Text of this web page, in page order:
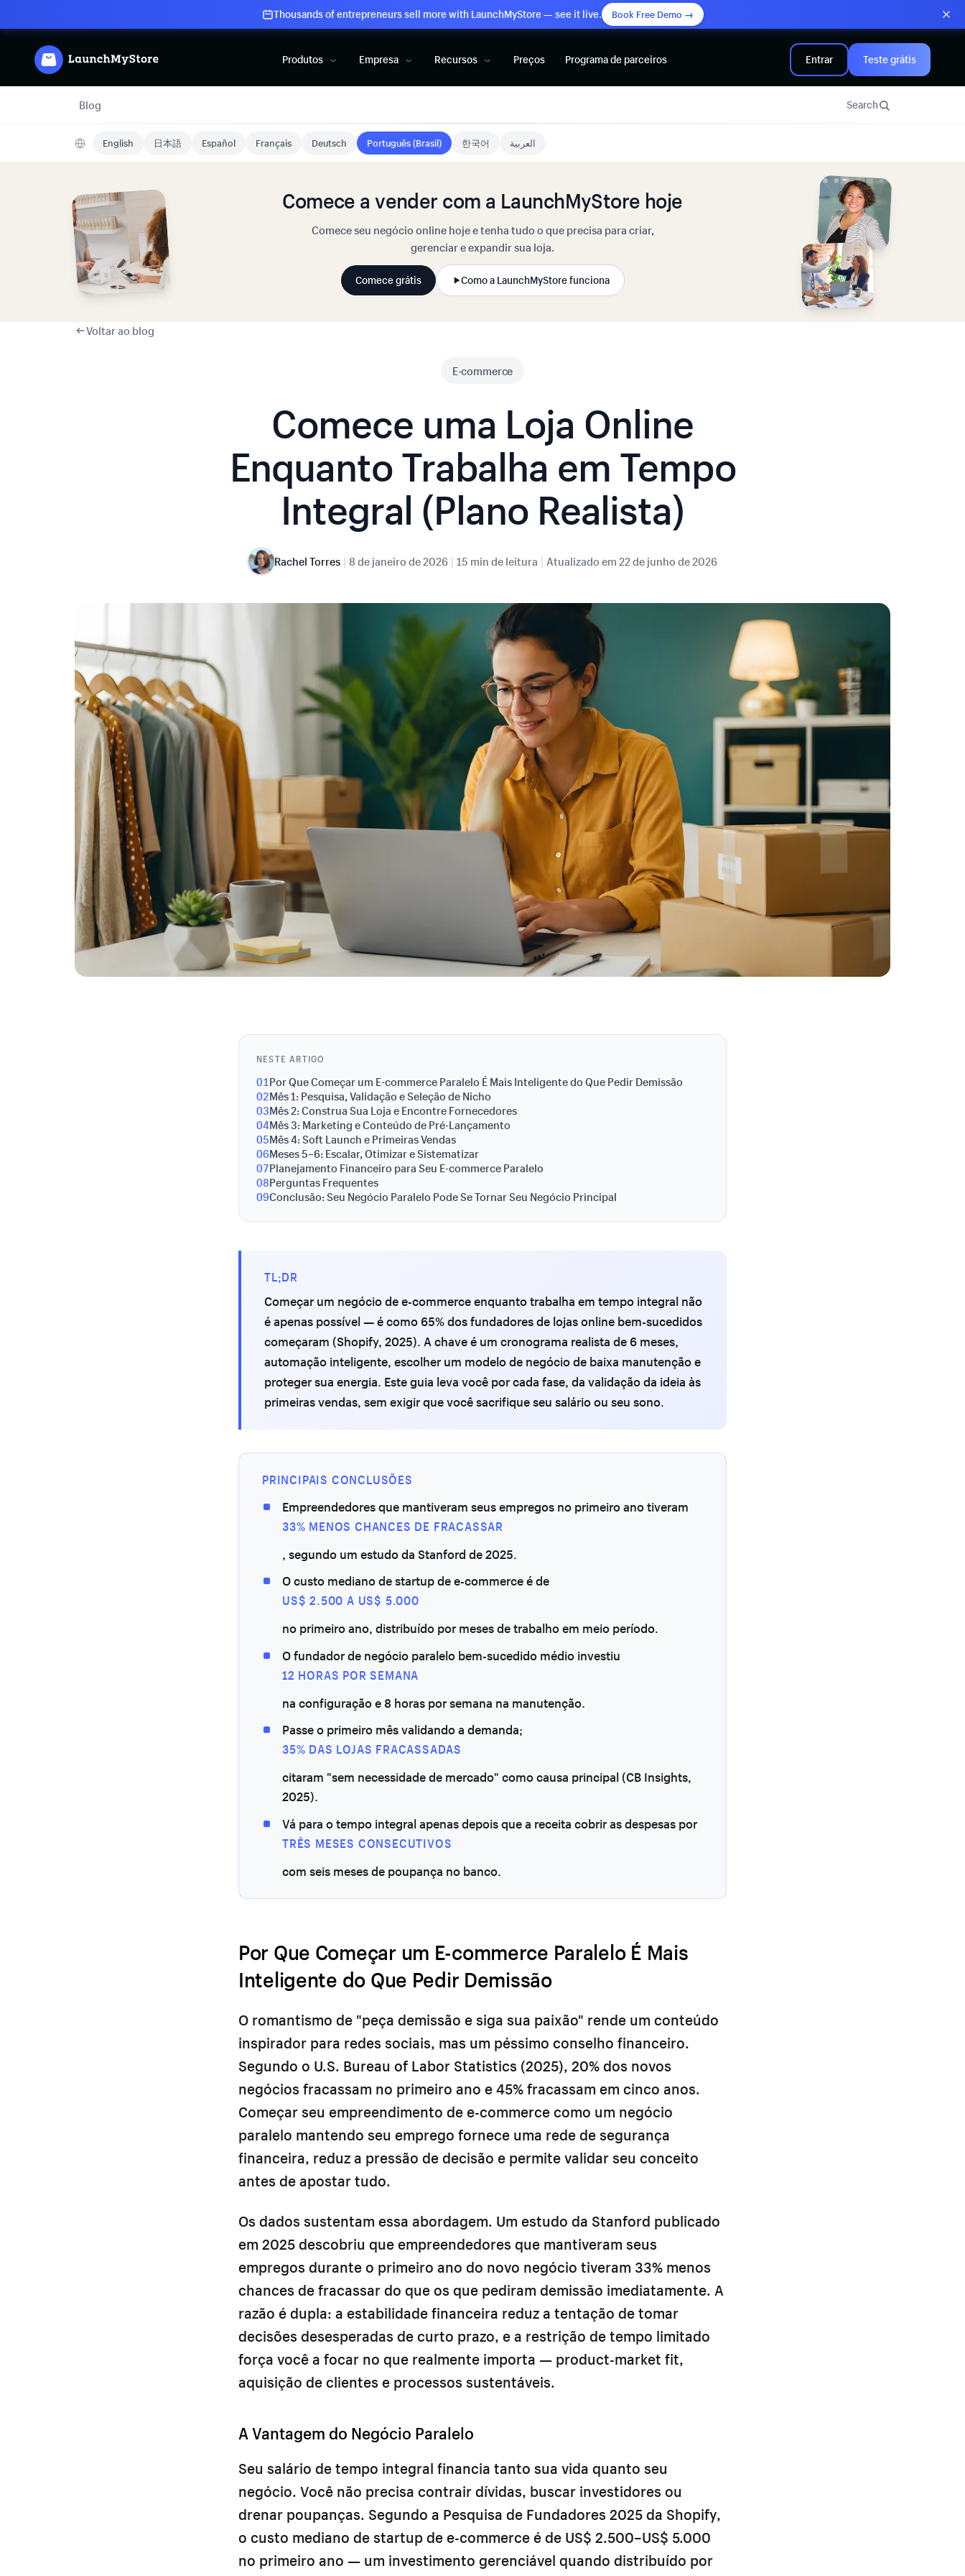
Thousands of entrepreneurs sell more with LaunchMyStore — see it live. Book Free Demo →
Produtos Empresa Recursos Preços Programa de parceiros Entrar Teste grátis
Blog Search
English 日本語 Español Français Deutsch Português (Brasil) 한국어 العربية
Comece a vender com a LaunchMyStore hoje
Comece seu negócio online hoje e tenha tudo o que precisa para criar,
gerenciar e expandir sua loja.
Comece grátis Como a LaunchMyStore funciona
Voltar ao blog
E-commerce
Comece uma Loja Online
Enquanto Trabalha em Tempo
Integral (Plano Realista)
Rachel Torres | 8 de janeiro de 2026 | 15 min de leitura | Atualizado em 22 de junho de 2026
NESTE ARTIGO
01Por Que Começar um E-commerce Paralelo É Mais Inteligente do Que Pedir Demissão
02Mês 1: Pesquisa, Validação e Seleção de Nicho
03Mês 2: Construa Sua Loja e Encontre Fornecedores
04Mês 3: Marketing e Conteúdo de Pré-Lançamento
05Mês 4: Soft Launch e Primeiras Vendas
06Meses 5–6: Escalar, Otimizar e Sistematizar
07Planejamento Financeiro para Seu E-commerce Paralelo
08Perguntas Frequentes
09Conclusão: Seu Negócio Paralelo Pode Se Tornar Seu Negócio Principal
TL;DR
Começar um negócio de e-commerce enquanto trabalha em tempo integral não
é apenas possível — é como 65% dos fundadores de lojas online bem-sucedidos
começaram (Shopify, 2025). A chave é um cronograma realista de 6 meses,
automação inteligente, escolher um modelo de negócio de baixa manutenção e
proteger sua energia. Este guia leva você por cada fase, da validação da ideia às
primeiras vendas, sem exigir que você sacrifique seu salário ou seu sono.
PRINCIPAIS CONCLUSÕES
Empreendedores que mantiveram seus empregos no primeiro ano tiveram
33% MENOS CHANCES DE FRACASSAR
, segundo um estudo da Stanford de 2025.
O custo mediano de startup de e-commerce é de
US$ 2.500 A US$ 5.000
no primeiro ano, distribuído por meses de trabalho em meio período.
O fundador de negócio paralelo bem-sucedido médio investiu
12 HORAS POR SEMANA
na configuração e 8 horas por semana na manutenção.
Passe o primeiro mês validando a demanda;
35% DAS LOJAS FRACASSADAS
citaram "sem necessidade de mercado" como causa principal (CB Insights,
2025).
Vá para o tempo integral apenas depois que a receita cobrir as despesas por
TRÊS MESES CONSECUTIVOS
com seis meses de poupança no banco.
Por Que Começar um E-commerce Paralelo É Mais
Inteligente do Que Pedir Demissão
O romantismo de "peça demissão e siga sua paixão" rende um conteúdo
inspirador para redes sociais, mas um péssimo conselho financeiro.
Segundo o U.S. Bureau of Labor Statistics (2025), 20% dos novos
negócios fracassam no primeiro ano e 45% fracassam em cinco anos.
Começar seu empreendimento de e-commerce como um negócio
paralelo mantendo seu emprego fornece uma rede de segurança
financeira, reduz a pressão de decisão e permite validar seu conceito
antes de apostar tudo.
Os dados sustentam essa abordagem. Um estudo da Stanford publicado
em 2025 descobriu que empreendedores que mantiveram seus
empregos durante o primeiro ano do novo negócio tiveram 33% menos
chances de fracassar do que os que pediram demissão imediatamente. A
razão é dupla: a estabilidade financeira reduz a tentação de tomar
decisões desesperadas de curto prazo, e a restrição de tempo limitado
força você a focar no que realmente importa — product-market fit,
aquisição de clientes e processos sustentáveis.
A Vantagem do Negócio Paralelo
Seu salário de tempo integral financia tanto sua vida quanto seu
negócio. Você não precisa contrair dívidas, buscar investidores ou
drenar poupanças. Segundo a Pesquisa de Fundadores 2025 da Shopify,
o custo mediano de startup de e-commerce é de US$ 2.500–US$ 5.000
no primeiro ano — um investimento gerenciável quando distribuído por